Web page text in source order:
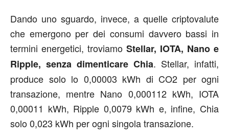
Dando uno sguardo, invece, a quelle criptovalute
che emergono per dei consumi davvero bassi in
termini energetici, troviamo Stellar, IOTA, Nano e
Ripple, senza dimenticare Chia. Stellar, infatti,
produce solo lo 0,00003 kWh di CO2 per ogni
transazione, mentre Nano 0,000112 kWh, IOTA
0,00011 kWh, Ripple 0,0079 kWh e, infine, Chia
solo 0,023 kWh per ogni singola transazione.